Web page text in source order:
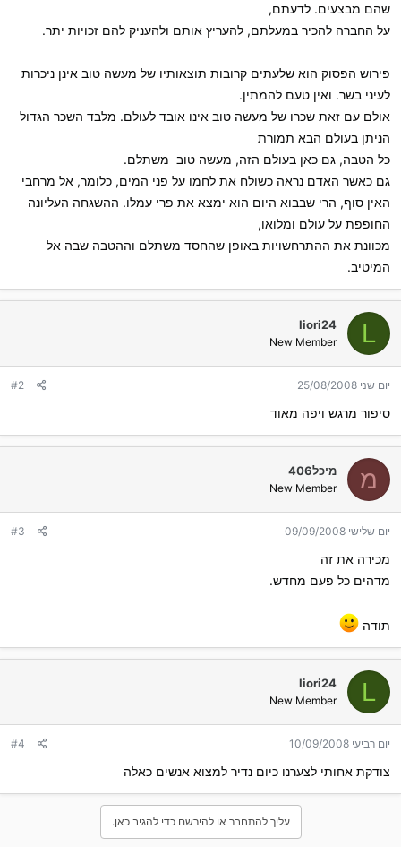
שהם מבצעים. לדעתם,
על החברה להכיר במעלתם, להעריץ אותם ולהעניק להם זכויות יתר.
פירוש הפסוק הוא שלעתים קרובות תוצאותיו של מעשה טוב אינן ניכרות
לעיני בשר. ואין טעם להמתין.
אולם עם זאת שכרו של מעשה טוב אינו אובד לעולם. מלבד השכר הגדול
הניתן בעולם הבא תמורת
כל הטבה, גם כאן בעולם הזה, מעשה טוב  משתלם.
גם כאשר האדם נראה כשולח את לחמו על פני המים, כלומר, אל מרחבי
האין סוף, הרי שבבוא היום הוא ימצא את פרי עמלו. ההשגחה העליונה
החופפת על עולם ומלואו,
מכוונת את ההתרחשויות באופן שהחסד משתלם וההטבה שבה אל
המיטיב.
L
liori24
New Member
יום שני 25/08/2008 #2
סיפור מרגש ויפה מאוד
מ מיכל406
New Member
יום שלישי 09/09/2008 #3
מכירה את זה
מדהים כל פעם מחדש.
תודה
L
liori24
New Member
יום רביעי 10/09/2008 #4
צודקת אחותי לצערנו כיום נדיר למצוא אנשים כאלה
עליך להתחבר או להירשם כדי להגיב כאן.